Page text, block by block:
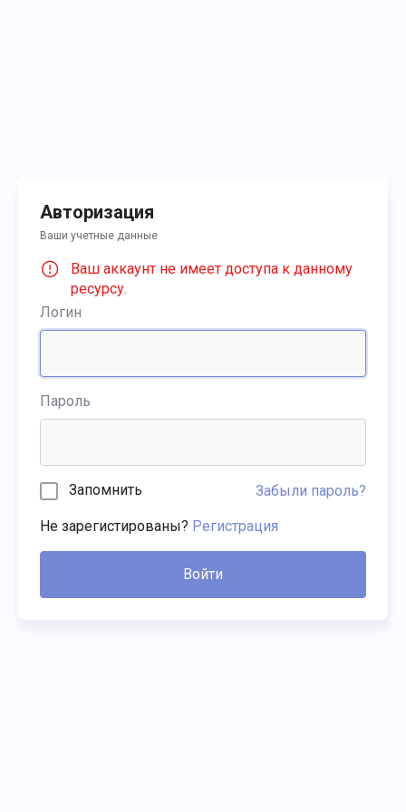
Авторизация
Ваши учетные данные
Ваш аккаунт не имеет доступа к данному
ресурсу.
Логин
Пароль
Запомнить Забыли пароль?
Не зарегистированы? Регистрация